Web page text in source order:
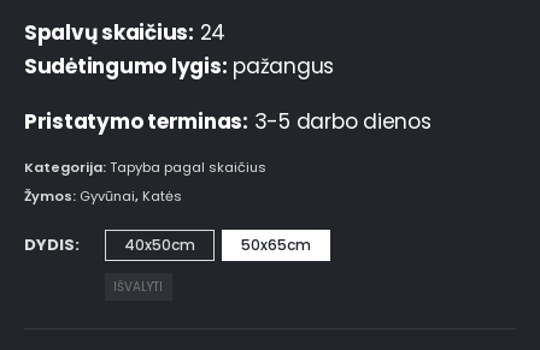
Spalvų skaičius: 24
Sudėtingumo lygis: pažangus
Pristatymo terminas: 3-5 darbo dienos
Kategorija:Tapyba pagal skaičius
Žymos: Gyvūnai, Katės
DYDIS 40x50cm 50x65cm
IŠVALYTI